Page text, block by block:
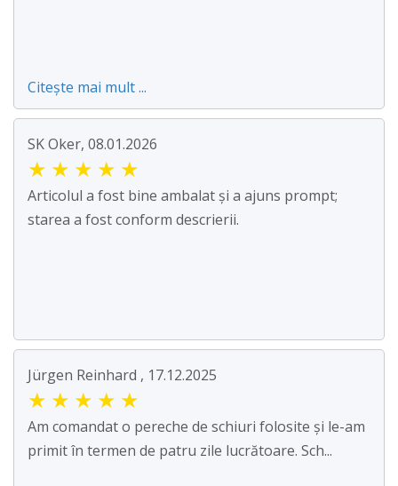
Citește mai mult ...
SK Oker, 08.01.2026
★ ★ ★ ★ ★
Articolul a fost bine ambalat și a ajuns prompt;
starea a fost conform descrierii.
Jürgen Reinhard , 17.12.2025
★ ★ ★ ★ ★
Am comandat o pereche de schiuri folosite și le-am
primit în termen de patru zile lucrătoare. Sch...